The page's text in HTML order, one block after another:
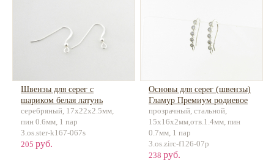
Швензы для серег с
шариком белая латунь
серебряный, 17х22х2.5мм,
пин 0.6мм, 1 пар
3.os.ster-k167-067s
205 руб.
Основы для серег (швензы)
Гламур Премиум родиевое
покрытие, латунь,
инкрустация
прозрачный, стальной,
15х16х2мм,отв.1.4мм, пин
0.7мм, 1 пар
3.os.zirc-f126-07p
238 руб.